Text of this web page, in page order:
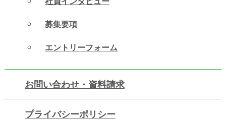
募集要項
エントリーフォーム
お問い合わせ・資料請求
プライバシーポリシー